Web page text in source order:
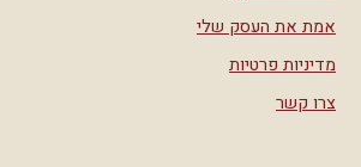
אמת את העסק שלי
מדיניות פרטיות
צרו קשר